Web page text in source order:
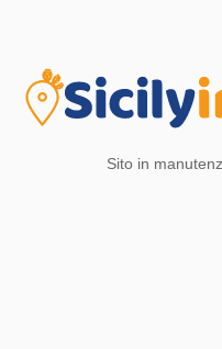
Sito in